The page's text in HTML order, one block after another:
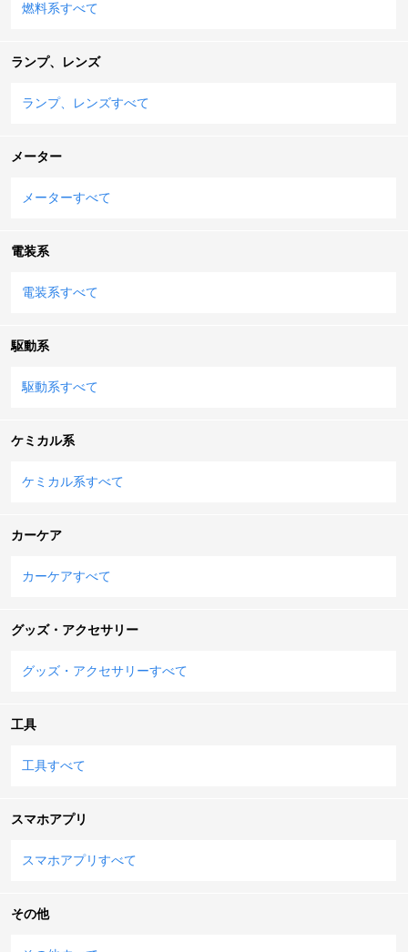
燃料系すべて
ランプ、レンズ
ランプ、レンズすべて
メーター
メーターすべて
電装系
電装系すべて
駆動系
駆動系すべて
ケミカル系
ケミカル系すべて
カーケア
カーケアすべて
グッズ・アクセサリー
グッズ・アクセサリーすべて
工具
工具すべて
スマホアプリ
スマホアプリすべて
その他